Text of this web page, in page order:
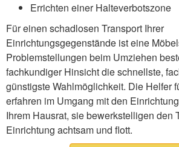
Errichten einer Halteverbotszone
Für einen schadlosen Transport Ihrer
Einrichtungsgegenstände ist eine
Problemstellungen beim Umziehen
fachkundiger Hinsicht die schnellste,
günstigste Wahlmöglichkeit. Die Helfer
erfahren im Umgang mit den
Ihrem Hausrat, sie bewerkstelligen den
Einrichtung achtsam und flott.